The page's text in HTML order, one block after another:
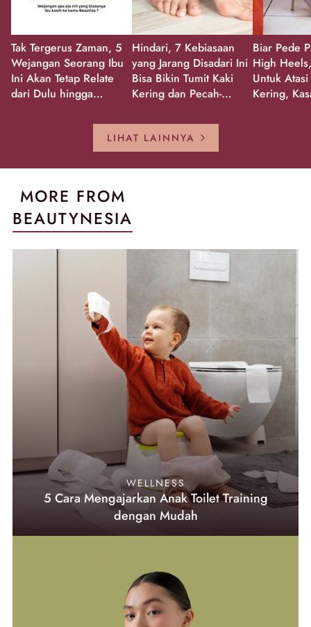
Tak Tergerus Zaman, 5
Wejangan Seorang Ibu
Ini Akan Tetap Relate
dari Dulu hingga
Hindari, 7 Kebiasaan
yang Jarang Disadari Ini
Bisa Bikin Tumit Kaki
Kering dan Pecah-
Biar Pede
High
Untuk
Kering,
LIHAT LAINNYA
MORE FROM
BEAUTYNESIA
WELLNESS
5 Cara Mengajarkan Anak Toilet Training
dengan Mudah